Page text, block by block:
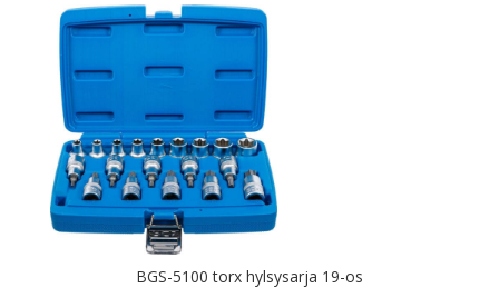
BGS-5100 torx hylsysarja 19-os